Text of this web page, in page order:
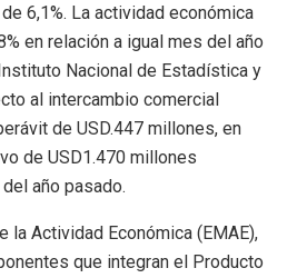
6,1%. La actividad económica
en relación a igual mes del año
Nacional de Estadística y
al intercambio comercial
de USD.447 millones, en
de USD1.470 millones
año pasado.
la Actividad Económica (EMAE),
que integran el Producto